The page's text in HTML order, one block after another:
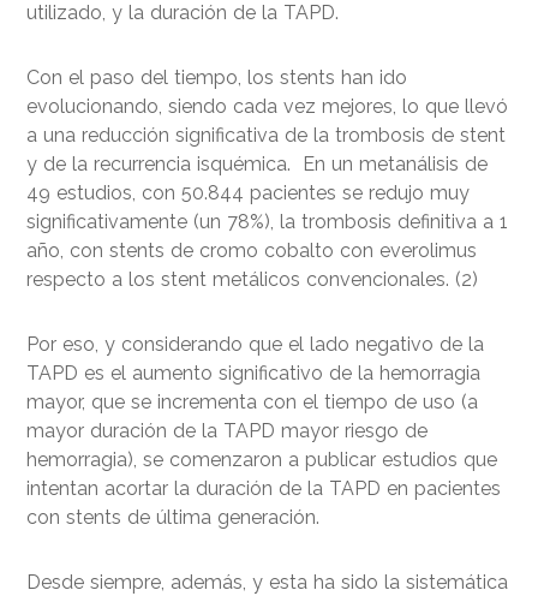
utilizado, y la duración de la TAPD.
Con el paso del tiempo, los stents han ido
evolucionando, siendo cada vez mejores, lo que llevó
a una reducción significativa de la trombosis de stent
y de la recurrencia isquémica. En un metanálisis de
49 estudios, con 50.844 pacientes se redujo muy
significativamente (un 78%), la trombosis definitiva a 1
año, con stents de cromo cobalto con everolimus
respecto a los stent metálicos convencionales. (2)
Por eso, y considerando que el lado negativo de la
TAPD es el aumento significativo de la hemorragia
mayor, que se incrementa con el tiempo de uso (a
mayor duración de la TAPD mayor riesgo de
hemorragia), se comenzaron a publicar estudios que
intentan acortar la duración de la TAPD en pacientes
con stents de última generación.
Desde siempre, además, y esta ha sido la sistemática